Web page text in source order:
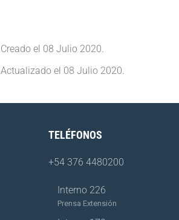
Creado el 08 Julio 2020.
Actualizado el 08 Julio 2020.
TELÉFONOS
+54 376 4480200
Interno 226
Prensa Extensión